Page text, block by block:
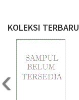
KOLEKSI TERBARU
‹